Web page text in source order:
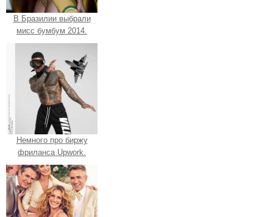
В Бразилии выбрали
мисс бумбум 2014.
Немного про биржу
фриланса Upwork.